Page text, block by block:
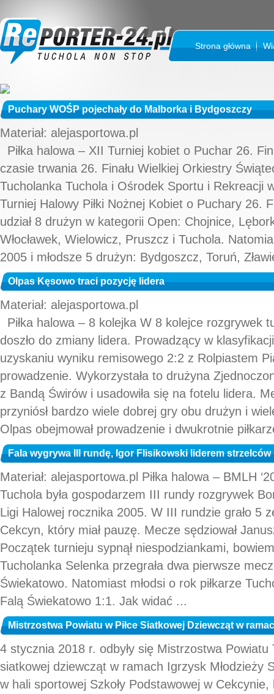
Strona główna
Puchary WOŚP pojechały do Malborka i Bydgoszczy
Materiał: alejasportowa.pl
Piłka halowa – XII Turniej kobiet o Puchar 26.
czasie trwania 26. Finału Wielkiej Orkiestry
Tucholanka Tuchola i Ośrodek Sportu i Rekreacji
Turniej Halowy Piłki Nożnej Kobiet o Puchary 26.
udział 8 drużyn w kategorii Open: Chojnice,
Włocławek, Wielowicz, Pruszcz i Tuchola.
2005 i młodsze 5 drużyn: Bydgoszcz, Toruń,
Olpas Kęsowo traci pozycję lidera
Materiał: alejasportowa.pl
Piłka halowa – 8 kolejka W 8 kolejce rozgrywek
doszło do zmiany lidera. Prowadzący w
uzyskaniu wyniku remisowego 2:2 z Rolpiastem
prowadzenie. Wykorzystała to drużyna
z Bandą Świrów i usadowiła się na fotelu lidera.
przyniósł bardzo wiele dobrej gry obu drużyn i
Olpas obejmował prowadzenie i dwukrotnie
Fala wygrywa III rundę, Igor Flisikowski liderem strzelców
Materiał: alejasportowa.pl Piłka halowa – BMLH
Tuchola była gospodarzem III rundy rozgrywek
Ligi Halowej rocznika 2005. W III rundzie grało 5
Cekcyn, który miał pauzę. Mecze sędziował
Początek turnieju sypnął niespodziankami,
Tucholanka Selenka przegrała dwa pierwsze
Świekatowo. Natomiast młodsi o rok piłkarze
Falą Świekatowo 1:1. Jak widać ...
Mistrzostwa Powiatu w Piłce Siatkowej Dziewcząt w
4 stycznia 2018 r. odbyły się Mistrzostwa Powiatu
siatkowej dziewcząt w ramach Igrzysk Młodzieży
w hali sportowej Szkoły Podstawowej w